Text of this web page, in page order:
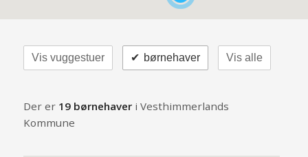
Vis vuggestuer børnehaver
✔ Vis alle
Der er 19 børnehaveri Vesthimmerlands
Kommune